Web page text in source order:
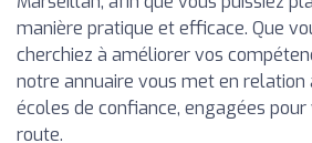
manière pratique et efficace. Que
cherchiez à améliorer vos
notre annuaire vous met en relation
écoles de confiance, engagées
route.